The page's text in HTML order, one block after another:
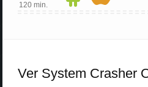
120 min.
Ver System Crasher